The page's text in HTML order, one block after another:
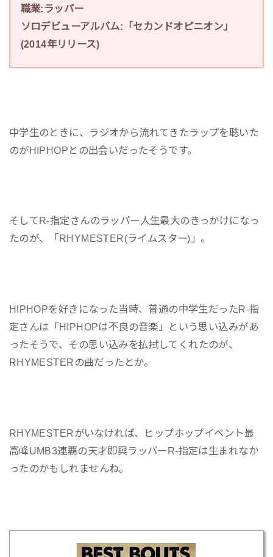
職業:ラッパー
ソロデビューアルバム:「セカンドオピニオン」
(2014年リリース)
中学生のときに、ラジオから流れてきたラップを聴いた
のがHIPHOPとの出会いだったそうです。
そしてR-指定さんのラッパー人生最大のきっかけになっ
たのが、「RHYMESTER(ライムスター)」。
HIPHOPを好きになった当時、普通の中学生だったR-指
定さんは「HIPHOPは不良の音楽」という思い込みがあ
ったそうで、その思い込みを払拭してくれたのが、
RHYMESTERの曲だったとか。
RHYMESTERがいなければ、ヒップホップイベント最
高峰UMB3連覇の天才即興ラッパーR-指定は生まれなか
ったのかもしれませんね。